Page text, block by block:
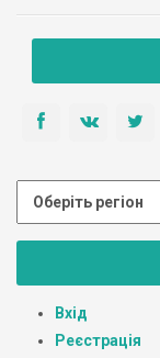
Вхід
Реєстрація